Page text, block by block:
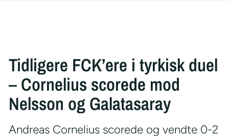
Tidligere FCK’ere i tyrkisk duel
– Cornelius scorede mod
Nelsson og Galatasaray
Andreas Cornelius scorede og vendte 0-2